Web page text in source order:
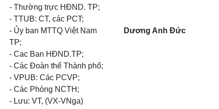
- Thường trực HĐND. TP;
- TTUB: CT, các PCT;
- Ủy ban MTTQ Việt Nam
TP;
- Cac Ban HĐND.TP;
- Các Đoàn thể Thành phố;
- VPUB: Các PCVP;
- Các Phòng NCTH;
- Lưu: VT, (VX-VNga)
Dương Anh Đức